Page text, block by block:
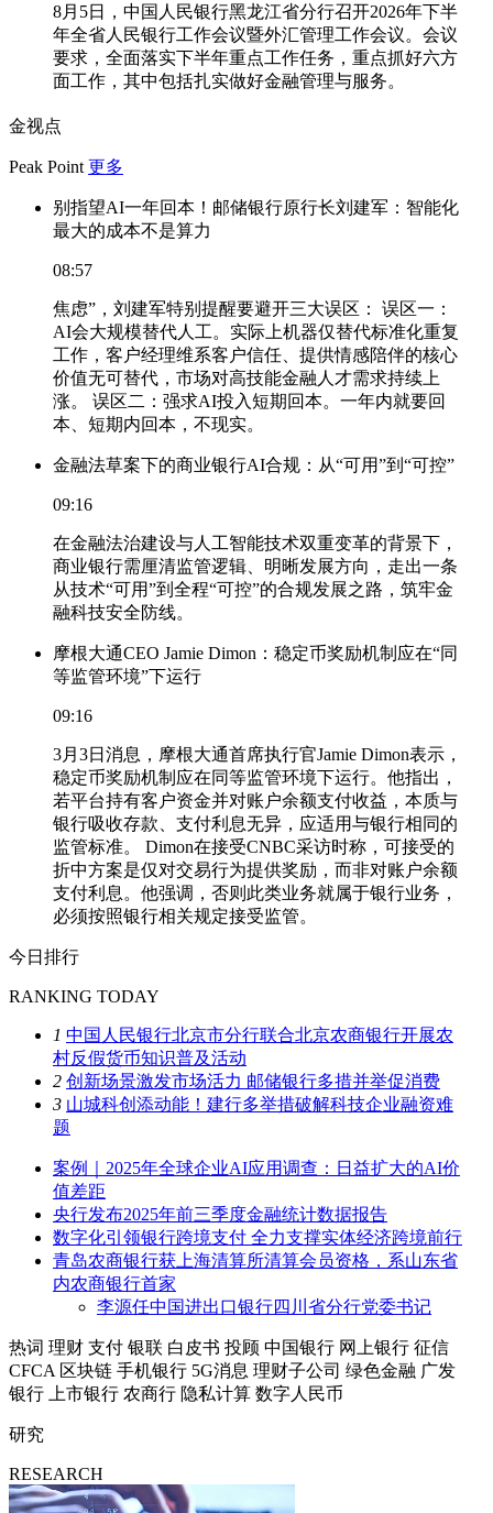
8月5日，中国人民银行黑龙江省分行召开2026年下半
年全省人民银行工作会议暨外汇管理工作会议。会议
要求，全面落实下半年重点工作任务，重点抓好六方
面工作，其中包括扎实做好金融管理与服务。
金视点
Peak Point 更多
别指望AI一年回本！邮储银行原行长刘建军：智能化
最大的成本不是算力
08:57
焦虑”，刘建军特别提醒要避开三大误区： 误区一：
AI会大规模替代人工。实际上机器仅替代标准化重复
工作，客户经理维系客户信任、提供情感陪伴的核心
价值无可替代，市场对高技能金融人才需求持续上
涨。 误区二：强求AI投入短期回本。一年内就要回
本、短期内回本，不现实。
金融法草案下的商业银行AI合规：从“可用”到“可控”
09:16
在金融法治建设与人工智能技术双重变革的背景下，
商业银行需厘清监管逻辑、明晰发展方向，走出一条
从技术“可用”到全程“可控”的合规发展之路，筑牢金
融科技安全防线。
摩根大通CEO Jamie Dimon：稳定币奖励机制应在“同
等监管环境”下运行
09:16
3月3日消息，摩根大通首席执行官Jamie Dimon表示，
稳定币奖励机制应在同等监管环境下运行。他指出，
若平台持有客户资金并对账户余额支付收益，本质与
银行吸收存款、支付利息无异，应适用与银行相同的
监管标准。 Dimon在接受CNBC采访时称，可接受的
折中方案是仅对交易行为提供奖励，而非对账户余额
支付利息。他强调，否则此类业务就属于银行业务，
必须按照银行相关规定接受监管。
今日排行
RANKING TODAY
1 中国人民银行北京市分行联合北京农商银行开展农
村反假货币知识普及活动
2 创新场景激发市场活力 邮储银行多措并举促消费
3 山城科创添动能！建行多举措破解科技企业融资难
题
案例｜2025年全球企业AI应用调查：日益扩大的AI价
值差距
央行发布2025年前三季度金融统计数据报告
数字化引领银行跨境支付 全力支撑实体经济跨境前行
青岛农商银行获上海清算所清算会员资格，系山东省
内农商银行首家
李源任中国进出口银行四川省分行党委书记
热词 理财 支付 银联 白皮书 投顾 中国银行 网上银行 征信
CFCA 区块链 手机银行 5G消息 理财子公司 绿色金融 广发
银行
上市银行 农商行 隐私计算 数字人民币
研究
RESEARCH